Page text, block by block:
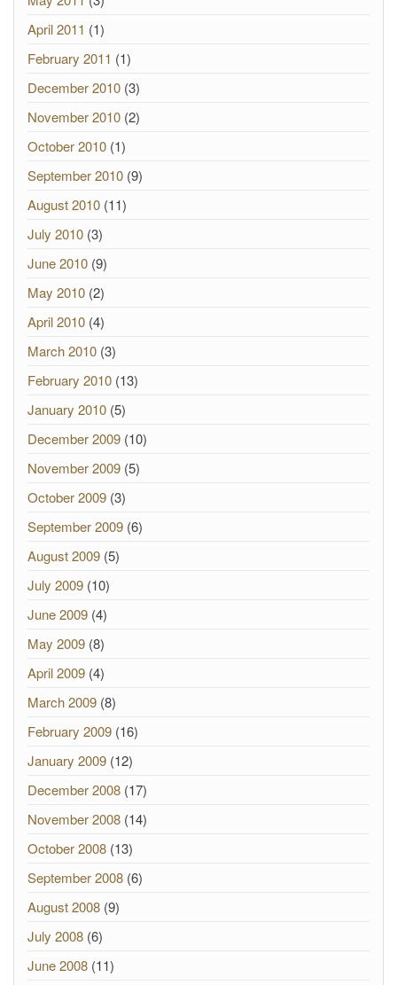
April 2011 (1)
February 2011 (1)
December 2010 (3)
November 2010 (2)
October 2010 (1)
September 2010 (9)
August 2010 (11)
July 2010 (3)
June 2010 (9)
May 2010 (2)
April 2010 (4)
March 2010 (3)
February 2010 (13)
January 2010 (5)
December 2009 (10)
November 2009 (5)
October 2009 (3)
September 2009 (6)
August 2009 (5)
July 2009 (10)
June 2009 (4)
May 2009 (8)
April 2009 (4)
March 2009 (8)
February 2009 (16)
January 2009 (12)
December 2008 (17)
November 2008 (14)
October 2008 (13)
September 2008 (6)
August 2008 (9)
July 2008 (6)
June 2008 (11)